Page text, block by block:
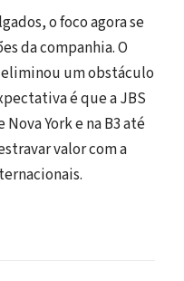
o foco agora se
da companhia. O
eliminou um obstáculo
é que a JBS
York e na B3 até
valor com a